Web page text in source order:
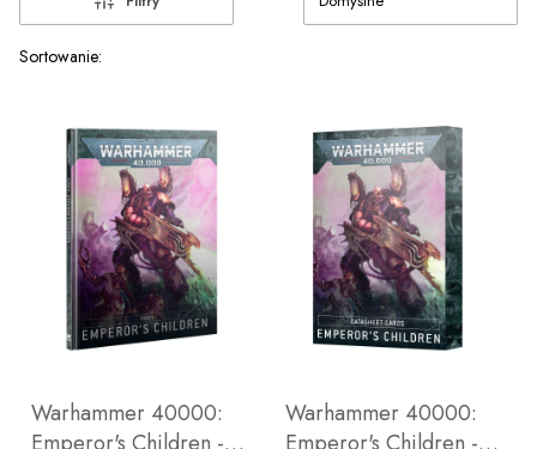
Lista produktów
Sortowanie:
Warhammer 40000:
Warhammer 40000: